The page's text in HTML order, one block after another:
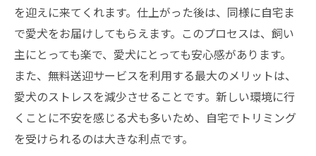
を迎えに来てくれます。仕上がった後は、同様に自宅ま
で愛犬をお届けしてもらえます。このプロセスは、飼い
主にとっても楽で、愛犬にとっても安心感があります。
また、無料送迎サービスを利用する最大のメリットは、
愛犬のストレスを減少させることです。新しい環境に行
くことに不安を感じる犬も多いため、自宅でトリミング
を受けられるのは大きな利点です。